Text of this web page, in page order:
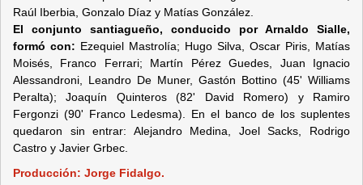
Raúl Iberbia, Gonzalo Díaz y Matías González.
El conjunto santiagueño, conducido por Arnaldo Sialle,
formó con: Ezequiel Mastrolía; Hugo Silva, Oscar Piris, Matías
Moisés, Franco Ferrari; Martín Pérez Guedes, Juan Ignacio
Alessandroni, Leandro De Muner, Gastón Bottino (45' Williams
Peralta); Joaquín Quinteros (82' David Romero) y Ramiro
Fergonzi (90' Franco Ledesma). En el banco de los suplentes
quedaron sin entrar: Alejandro Medina, Joel Sacks, Rodrigo
Castro y Javier Grbec.
Producción: Jorge Fidalgo.